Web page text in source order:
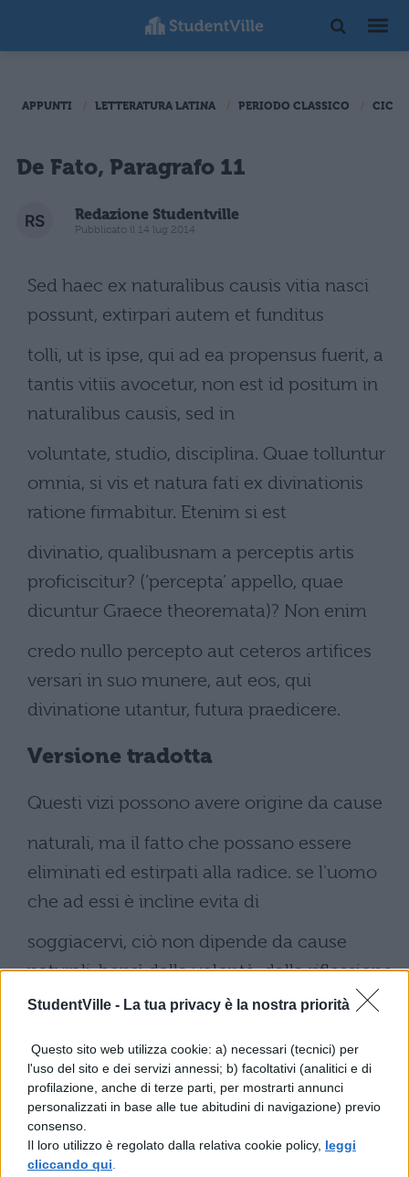
StudentVille - La tua privacy è la nostra priorità
Questo sito web utilizza cookie: a) necessari (tecnici) per
l'uso del sito e dei servizi annessi; b) facoltativi (analitici e di
profilazione, anche di terze parti, per mostrarti annunci
personalizzati in base alle tue abitudini di navigazione) previo
consenso.
Il loro utilizzo è regolato dalla relativa cookie policy, leggi
cliccando qui
APPUNTI LETTERATURA LATINA PERIODO CLASSICO
De Fato, Paragrafo 11
Redazione Studentville
Pubblicato il 14 lug 2014
Sed haec ex naturalibus causis vitia nasci
possunt, extirpari autem et funditus
tolli, ut is ipse, qui ad ea propensus fuerit, a
tantis vitiis avocetur, non est id positum in
naturalibus causis, sed in
voluntate, studio, disciplina. Quae tolluntur
omnia, si vis et natura fati ex divinationis
ratione firmabitur. Etenim si est
divinatio, qualibusnam a perceptis artis
proficiscitur? (‘percepta’ appello, quae
dicuntur Graece theoremata)? Non enim
credo nullo percepto aut ceteros artifices
versari in suo munere, aut eos, qui
divinatione utantur, futura praedicere.
Versione tradotta
Questi vizi possono avere origine da cause
naturali, ma il fatto che possano essere
eliminati ed estirpati alla radice. se l'uomo
che ad essi è incline evita di
soggiacervi, ciò non dipende da cause
naturali, bensì dalla volontà, dalla riflessione
e dall'esercizio: tutte pos­sibilità
che vengono negate, se l'esistenza della
divina­zione confermerà l'esistenza e la
potenza del fato. Se infatti la
divinazione esiste, su quali principi si fonda
quest'arte? (Chiamo «principi» quelli che i